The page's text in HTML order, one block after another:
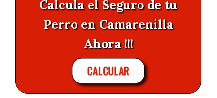
Calcula el Seguro de tu
Perro en Camarenilla
Ahora !!!
CALCULAR